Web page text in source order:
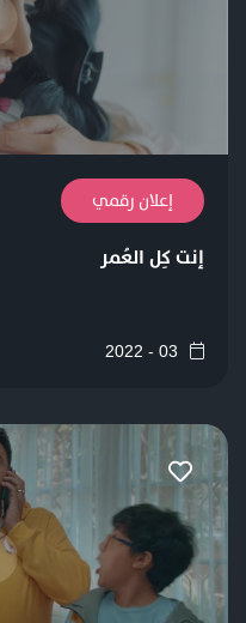
إعلان رقمي
إنت كِل العُمر
03 - 2022